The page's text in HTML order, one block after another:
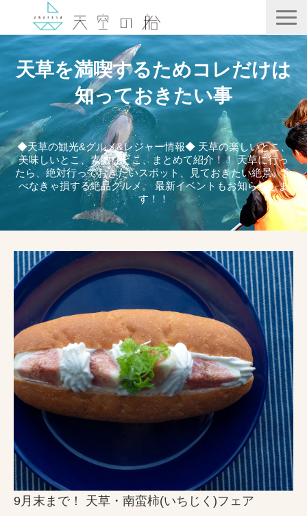
天空の船
ホテル竜宮
天ノ寂
記事一覧
コンテンツ
天草を満喫するためコレだけは
知っておきたい事
◆天草の観光&グルメ&レジャー情報◆ 天草の楽しいとこ、
美味しいとこ、素敵なとこ、まとめて紹介！！ 天草に行っ
たら、絶対行っておきたいスポット、見ておきたい絶景、食
べなきゃ損する絶品グルメ。 最新イベントもお知らせしま
す！！
9月末まで！ 天草・南蛮柿(いちじく)フェア